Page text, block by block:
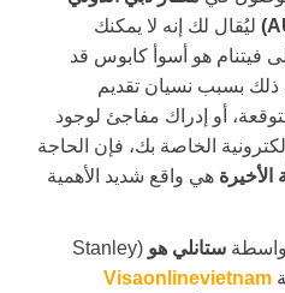
ليُقال لك إنه لا يمكنك
فيتنام هو أسوأ كابوس قد
بسبب نسيان تقديم
أو إدراك مفاجئ لوجود
الخاصة بك، فإن الحاجة
هي واقع شديد الأهمية
ستانلي هو (Stanley
Visaonlinevietnam